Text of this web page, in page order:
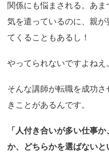
関係にも悩まされる。あ
気を遣っているのに、親
てくることもあるし！
やってられないですよねえ。
そんな講師が転職を成功
きことがあるんです。
「人付き合いが多い仕事
か、どちらかを選ばないと